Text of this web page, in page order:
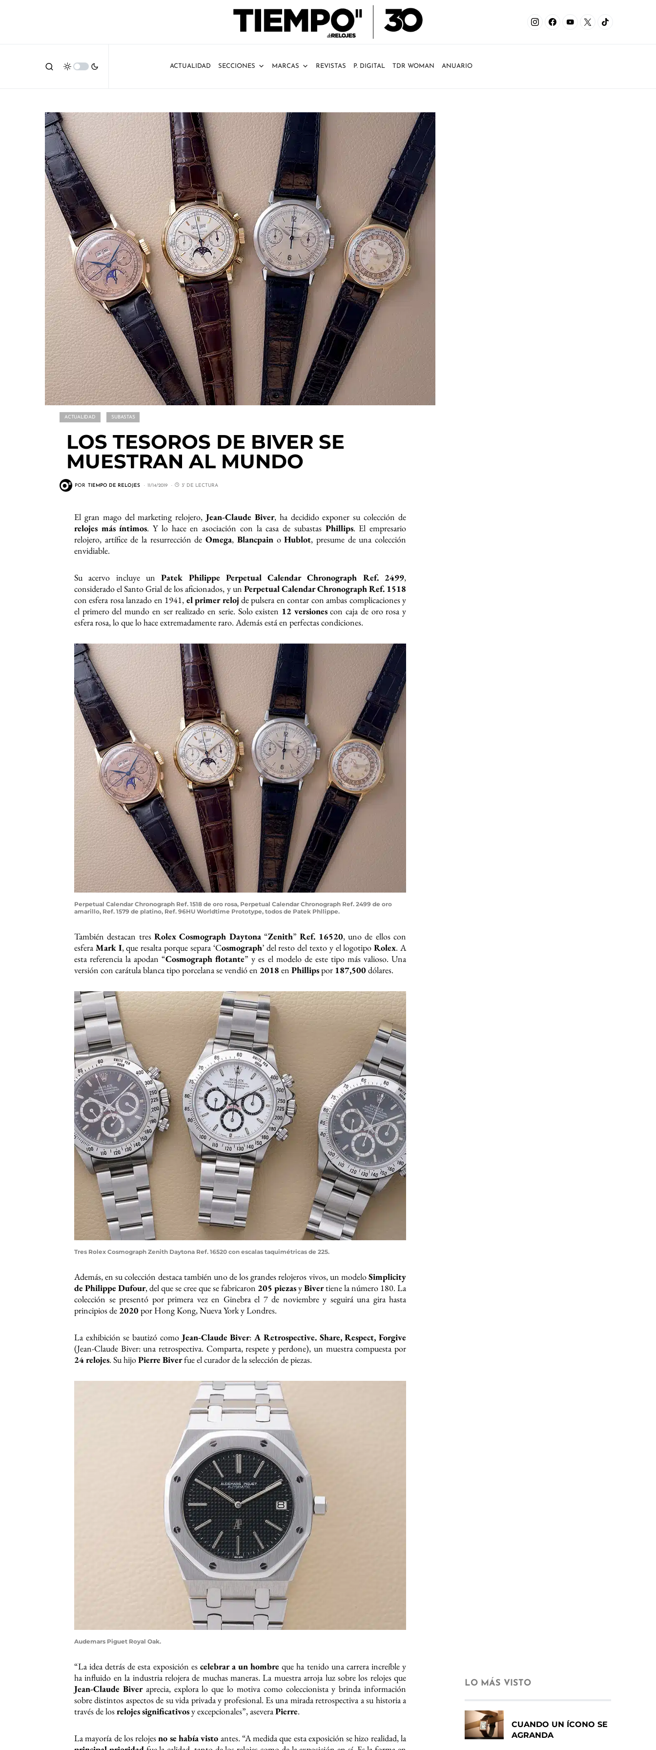
ACTUALIDAD SECCIONES MARCAS REVISTAS P. DIGITAL TDR WOMAN ANUARIO
ACTUALIDAD SUBASTAS
LOS TESOROS DE BIVER SE
MUESTRAN AL MUNDO
POR TIEMPO DE RELOJES 11/14/2019 3' DE LECTURA
El gran mago del marketing relojero,Jean-Claude Biver, ha decidido exponer su colección de
relojes más íntimos. Y lo hace en asociación con la casa de subastas Phillips. El empresario
relojero, artífice de la resurrección deOmega, BlancpainoHublot, presume de una colección
envidiable.
Su acervo incluye unPatek Philippe Perpetual Calendar Chronograph Ref. 2499,
considerado el Santo Grial de los aficionados, y un Perpetual Calendar Chronograph Ref. 1518
con esfera rosa lanzado en 1941, el primer reloj de pulsera en contar con ambas complicaciones y
el primero del mundo en ser realizado en serie. Solo existen 12 versionescon caja de oro rosa y
esfera rosa, lo que lo hace extremadamente raro. Además está en perfectas condiciones.
Perpetual Calendar Chronograph Ref. 1518 de oro rosa, Perpetual Calendar Chronograph Ref. 2499 de oro
amarillo, Ref. 1579 de platino, Ref. 96HU Worldtime Prototype, todos de Patek Phllippe.
También destacan tres Rolex Cosmograph Daytona“Zenith”Ref. 16520, uno de ellos con
esfera Mark I, que resalta porque separa ‘Cosmograph’ del resto del texto y el logotipoRolex. A
esta referencia la apodan “Cosmograph flotante” y es el modelo de este tipo más valioso. Una
versión con carátula blanca tipo porcelana se vendió en 2018 en Phillipspor 187,500dólares.
Tres Rolex Cosmograph Zenith Daytona Ref. 16520 con escalas taquimétricas de 225.
Además, en su colección destaca también uno de los grandes relojeros vivos, un modeloSimplicity
de Philippe Dufour, del que se cree que se fabricaron 205 piezasyBivertiene la número 180. La
colección se presentó por primera vez en Ginebra el 7 de noviembre y seguirá una gira hasta
principios de 2020por Hong Kong, Nueva York y Londres.
La exhibición se bautizó como Jean-Claude Biver:A Retrospective. Share, Respect, Forgive
(Jean-Claude Biver: una retrospectiva. Comparta, respete y perdone), un muestra compuesta por
24 relojes. Su hijoPierre Biverfue el curador de la selección de piezas.
Audemars Piguet Royal Oak.
“La idea detrás de esta exposición es celebrar a un hombre que ha tenido una carrera increíble y
ha influido en la industria relojera de muchas maneras. La muestra arroja luz sobre los relojes que
Jean-Claude Biver aprecia, explora lo que lo motiva como coleccionista y brinda información
sobre distintos aspectos de su vida privada y profesional. Es una mirada retrospectiva a su historia a
través de losrelojes significativosy excepcionales”, aseveraPierre.
La mayoría de los relojesno se había visto antes. “A medida que esta exposición se hizo realidad, la
LO MÁS VISTO
CUANDO UN ÍCONO SE
AGRANDA